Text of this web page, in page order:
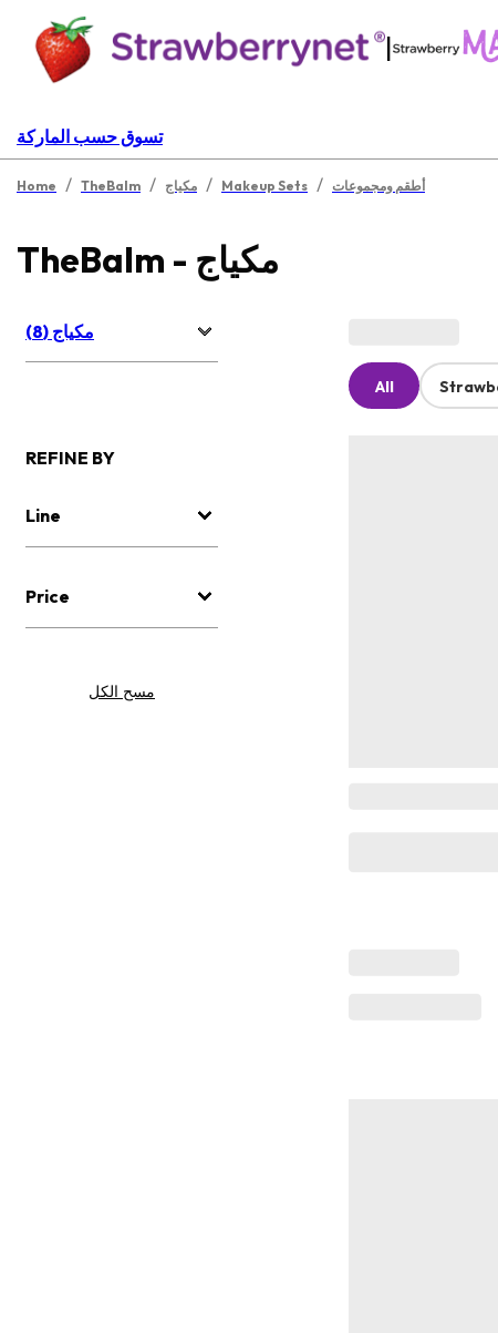
|
تسوق حسب الماركة
Home / TheBalm / مكياج / Makeup Sets / أطقم ومجموعات
TheBalm - مكياج
مكياج (8)
REFINE BY
Line
Price
مسح الكل
All